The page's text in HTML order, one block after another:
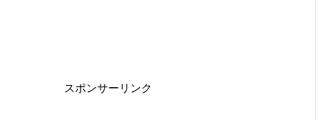
スポンサーリンク